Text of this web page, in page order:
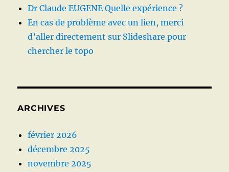
Dr Claude EUGENE Quelle expérience ?
En cas de problème avec un lien, merci
d’aller directement sur Slideshare pour
chercher le topo
ARCHIVES
février 2026
décembre 2025
novembre 2025